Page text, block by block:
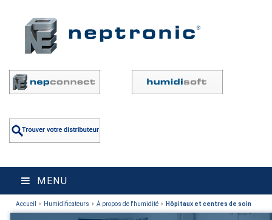
MENU
Accueil Humidificateurs À propos de l'humidité Hôpitaux et centres de soin